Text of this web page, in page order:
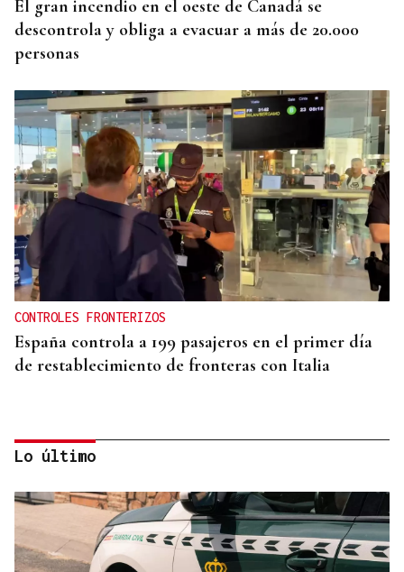
El gran incendio en el oeste de Canadá se
descontrola y obliga a evacuar a más de 20.000
personas
CONTROLES FRONTERIZOS
España controla a 199 pasajeros en el primer día
de restablecimiento de fronteras con Italia
Lo último